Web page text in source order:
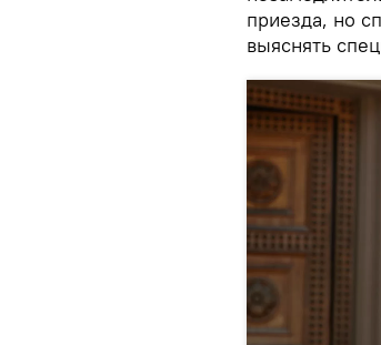
приезда, но
выяснять